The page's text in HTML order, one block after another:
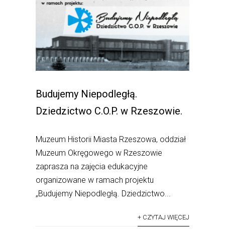
Budujemy Niepodległą.
Dziedzictwo C.O.P. w Rzeszowie.
Muzeum Historii Miasta Rzeszowa, oddział
Muzeum Okręgowego w Rzeszowie
zaprasza na zajęcia edukacyjne
organizowane w ramach projektu
„Budujemy Niepodległą. Dziedzictwo...
+ CZYTAJ WIĘCEJ